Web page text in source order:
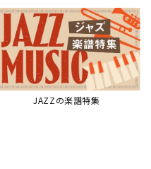
【第16回公開】ヨーロッパを拠点
に世界を駆けまわる阿部加奈子の
今に迫る